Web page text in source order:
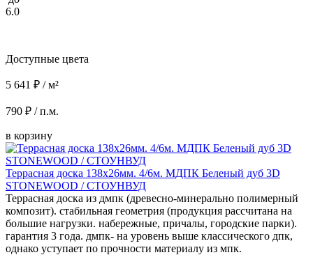
6.0
Доступные цвета
5 641 ₽ / м²
790 ₽ / п.м.
в корзину
Террасная доска 138x26мм. 4/6м. МДПК Беленый дуб 3D
STONEWOOD / СТОУНВУД
Террасная доска из дмпк (древесно-минерально полимерный
композит). стабильная геометрия (продукция рассчитана на
большие нагрузки. набережные, причалы, городские парки).
гарантия 3 года. дмпк- на уровень выше классического дпк,
однако уступает по прочности материалу из мпк.